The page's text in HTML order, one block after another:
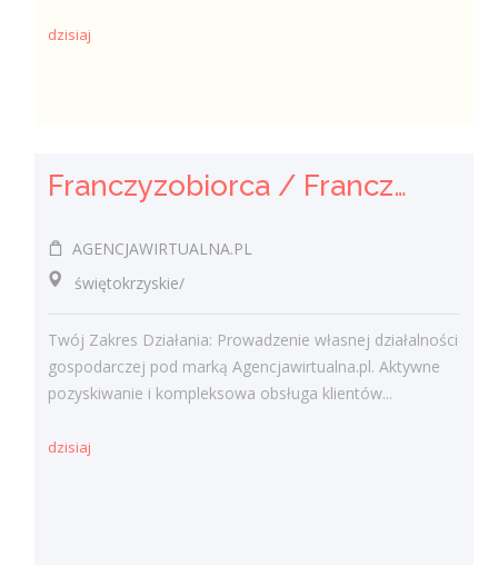
dzisiaj
Franczyzobiorca / Franczyzobiorczyni Agencji Marketingowej
AGENCJAWIRTUALNA.PL
świętokrzyskie/
Twój Zakres Działania: Prowadzenie własnej działalności
gospodarczej pod marką Agencjawirtualna.pl. Aktywne
pozyskiwanie i kompleksowa obsługa klientów...
dzisiaj